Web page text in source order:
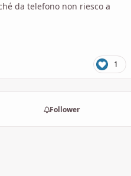
da telefono non riesco a
1
Follower